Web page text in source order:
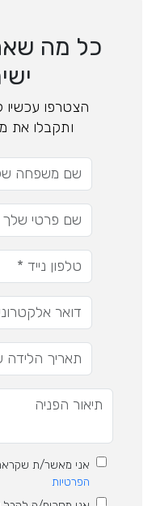
כל מה
הצטרפו עכשיו
ותקבלו את
אני מאשר/ת
הפרטיות